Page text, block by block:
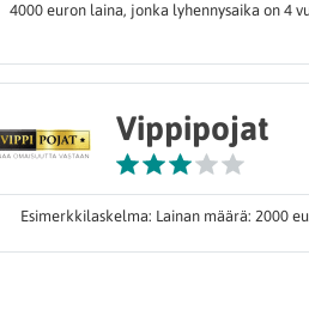
4000 euron laina, jonka lyhennysaika on 4
Vippipojat
Esimerkkilaskelma: Lainan määrä: 2000